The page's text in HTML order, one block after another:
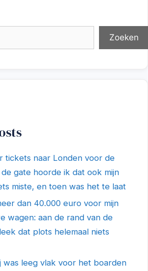
Zoeken
tickets naar Londen voor de
gate hoorde ik dat ook mijn
miste, en toen was het te laat
dan 40.000 euro voor mijn
wagen: aan de rand van de
dat plots helemaal niets
was leeg vlak voor het boarden